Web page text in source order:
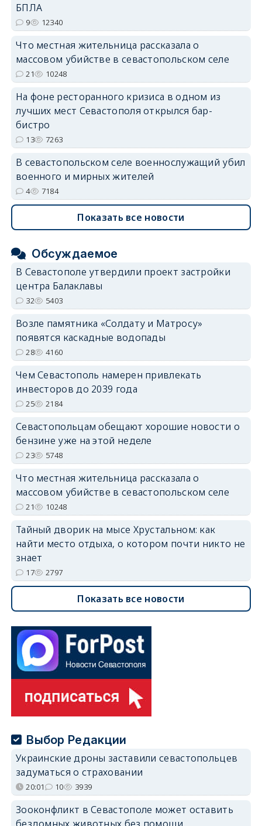
БПЛА
9 12340
Что местная жительница рассказала о
массовом убийстве в севастопольском селе
21 10248
На фоне ресторанного кризиса в одном из
лучших мест Севастополя открылся бар-
бистро
13 7263
В севастопольском селе военнослужащий убил
военного и мирных жителей
4 7184
Показать все новости
Обсуждаемое
В Севастополе утвердили проект застройки
центра Балаклавы
32 5403
Возле памятника «Солдату и Матросу»
появятся каскадные водопады
28 4160
Чем Севастополь намерен привлекать
инвесторов до 2039 года
25 2184
Севастопольцам обещают хорошие новости о
бензине уже на этой неделе
23 5748
Что местная жительница рассказала о
массовом убийстве в севастопольском селе
21 10248
Тайный дворик на мысе Хрустальном: как
найти место отдыха, о котором почти никто не
знает
17 2797
Показать все новости
Выбор Редакции
Украинские дроны заставили севастопольцев
задуматься о страховании
20:01 10 3939
Зооконфликт в Севастополе может оставить